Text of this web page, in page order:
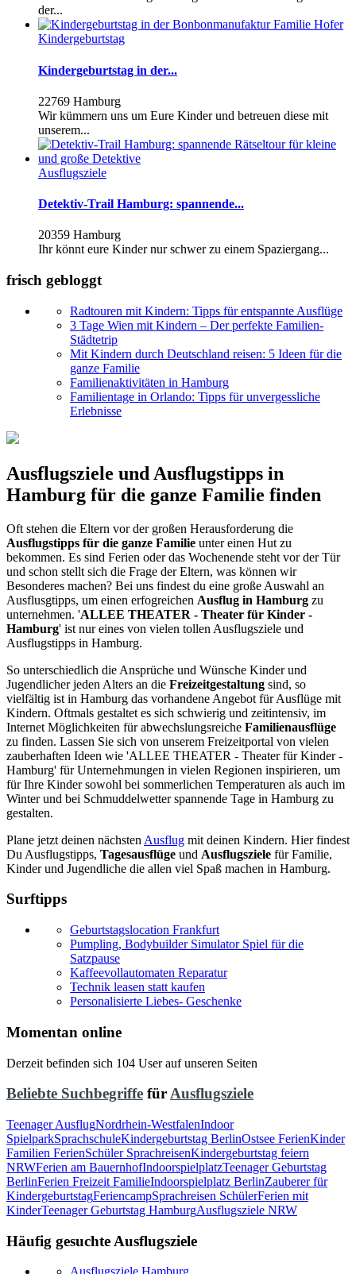
der...
Kindergeburtstag
Kindergeburtstag in der...
22769 Hamburg
Wir kümmern uns um Eure Kinder und betreuen diese mit
unserem...
Ausflugsziele
Detektiv-Trail Hamburg: spannende...
20359 Hamburg
Ihr könnt eure Kinder nur schwer zu einem Spaziergang...
frisch gebloggt
Radtouren mit Kindern: Tipps für entspannte Ausflüge
3 Tage Wien mit Kindern – Der perfekte Familien-
Städtetrip
Mit Kindern durch Deutschland reisen: 5 Ideen für die
ganze Familie
Familienaktivitäten in Hamburg
Familientage in Orlando: Tipps für unvergessliche
Erlebnisse
Ausflugsziele und Ausflugstipps in
Hamburg für die ganze Familie finden
Oft stehen die Eltern vor der großen Herausforderung die
Ausflugstipps für die ganze Familie unter einen Hut zu
bekommen. Es sind Ferien oder das Wochenende steht vor der Tür
und schon stellt sich die Frage der Eltern, was können wir
Besonderes machen? Bei uns findest du eine große Auswahl an
Ausflusgtipps, um einen erfogreichen Ausflug in Hamburg zu
unternehmen. 'ALLEE THEATER - Theater für Kinder -
Hamburg' ist nur eines von vielen tollen Ausflugsziele und
Ausflugstipps in Hamburg.
So unterschiedlich die Ansprüche und Wünsche Kinder und
Jugendlicher jeden Alters an die Freizeitgestaltung sind, so
vielfältig ist in Hamburg das vorhandene Angebot für Ausflüge mit
Kindern. Oftmals gestaltet es sich schwierig und zeitintensiv, im
Internet Möglichkeiten für abwechslungsreiche Familienausflüge
zu finden. Lassen Sie sich von unserem Freizeitportal von vielen
zauberhaften Ideen wie 'ALLEE THEATER - Theater für Kinder -
Hamburg' für Unternehmungen in vielen Regionen inspirieren, um
für Ihre Kinder sowohl bei sommerlichen Temperaturen als auch im
Winter und bei Schmuddelwetter spannende Tage in Hamburg zu
gestalten.
Plane jetzt deinen nächsten Ausflug mit deinen Kindern. Hier findest
Du Ausflugstipps, Tagesausflüge und Ausflugsziele für Familie,
Kinder und Jugendliche die allen viel Spaß machen in Hamburg.
Surftipps
Geburtstagslocation Frankfurt
Pumpling, Bodybuilder Simulator Spiel für die
Satzpause
Kaffeevollautomaten Reparatur
Technik leasen statt kaufen
Personalisierte Liebes- Geschenke
Momentan online
Derzeit befinden sich 104 User auf unseren Seiten
Beliebte Suchbegriffe fürAusflugsziele
Teenager AusflugNordrhein-WestfalenIndoor
SpielparkSprachschuleKindergeburtstag BerlinOstsee FerienKinder
Familien FerienSchüler SprachreisenKindergeburtstag feiern
NRWFerien am BauernhofIndoorspielplatzTeenager Geburtstag
BerlinFerien Freizeit FamilieIndoorspielplatz BerlinZauberer für
KindergeburtstagFeriencampSprachreisen SchülerFerien mit
KinderTeenager Geburtstag HamburgAusflugsziele NRW
Häufig gesuchte Ausflugsziele